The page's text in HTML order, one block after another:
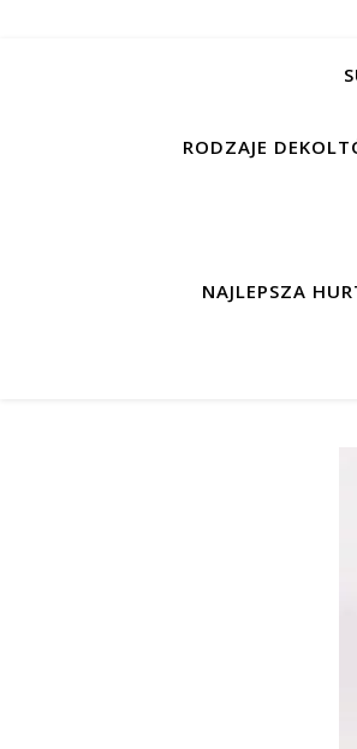
RODZAJE
NAJLEPSZA